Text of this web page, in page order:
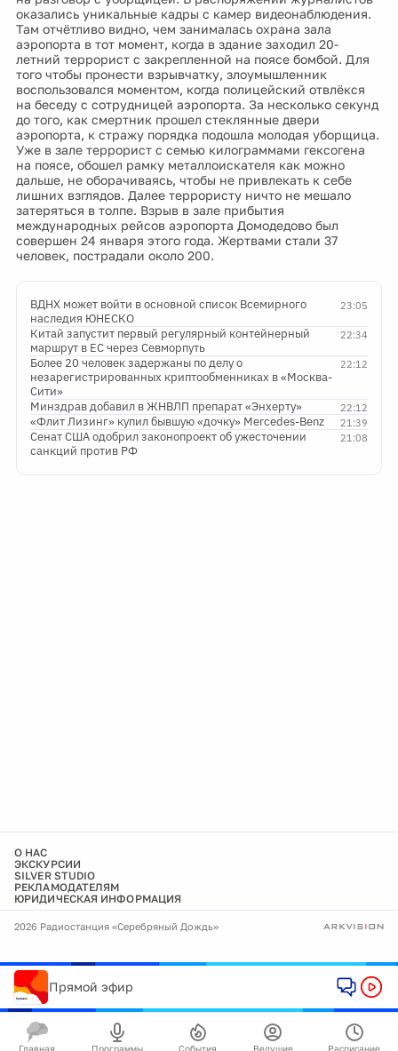
оказались уникальные кадры с камер видеонаблюдения.
Там отчётливо видно, чем занималась охрана зала
аэропорта в тот момент, когда в здание заходил 20-
летний террорист с закрепленной на поясе бомбой. Для
того чтобы пронести взрывчатку, злоумышленник
воспользовался моментом, когда полицейский отвлёкся
на беседу с сотрудницей аэропорта. За несколько секунд
до того, как смертник прошел стеклянные двери
аэропорта, к стражу порядка подошла молодая уборщица.
Уже в зале террорист с семью килограммами гексогена
на поясе, обошел рамку металлоискателя как можно
дальше, не оборачиваясь, чтобы не привлекать к себе
лишних взглядов. Далее террористу ничто не мешало
затеряться в толпе. Взрыв в зале прибытия
международных рейсов аэропорта Домодедово был
совершен 24 января этого года. Жертвами стали 37
человек, пострадали около 200.
23:05
ВДНХ может войти в основной список Всемирного
наследия ЮНЕСКО
22:34
Китай запустит первый регулярный контейнерный
маршрут в ЕС через Севморпуть
22:12
Более 20 человек задержаны по делу о
незарегистрированных криптообменниках в «Москва-
Сити»
22:12
Минздрав добавил в ЖНВЛП препарат «Энхерту»
21:39
«Флит Лизинг» купил бывшую «дочку» Mercedes-Benz
21:08
Сенат США одобрил законопроект об ужесточении
санкций против РФ
О НАС
ЭКСКУРСИИ
SILVER STUDIO
РЕКЛАМОДАТЕЛЯМ
ЮРИДИЧЕСКАЯ ИНФОРМАЦИЯ
2026 Радиостанция «Серебряный Дождь»
Прямой эфир
Главная Программы События Ведущие Расписание